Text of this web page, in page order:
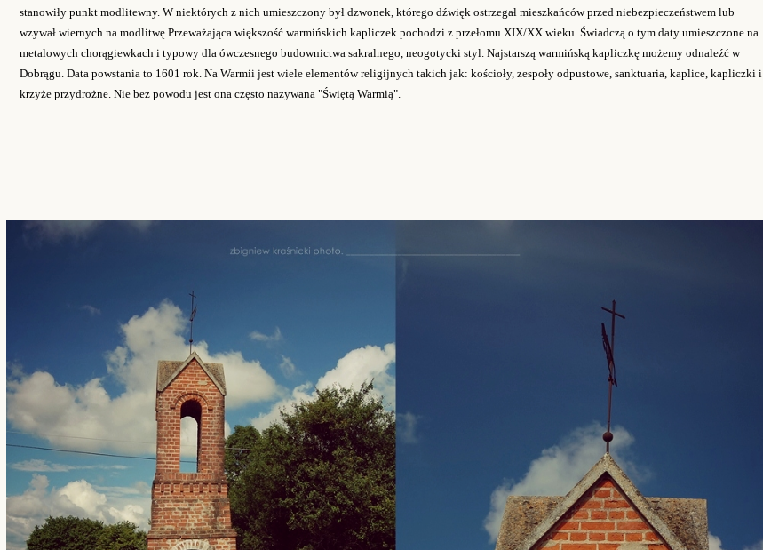
stanowiły punkt modlitewny. W niektórych z nich umieszczony był dzwonek, którego dźwięk ostrzegał mieszkańców przed niebezpieczeństwem lub
wzywał wiernych na modlitwę Przeważająca większość warmińskich kapliczek pochodzi z przełomu XIX/XX wieku. Świadczą o tym daty umieszczone na
metalowych chorągiewkach i typowy dla ówczesnego budownictwa sakralnego, neogotycki styl. Najstarszą warmińską kapliczkę możemy odnaleźć w
Dobrągu. Data powstania to 1601 rok. Na Warmii jest wiele elementów religijnych takich jak: kościoły, zespoły odpustowe, sanktuaria, kaplice, kapliczki i
krzyże przydrożne. Nie bez powodu jest ona często nazywana "Świętą Warmią".